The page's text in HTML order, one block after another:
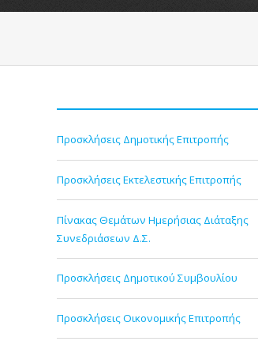
Προσκλήσεις Δημοτικής Επιτροπής
Προσκλήσεις Εκτελεστικής Επιτροπής
Πίνακας Θεμάτων Ημερήσιας Διάταξης
Συνεδριάσεων Δ.Σ.
Προσκλήσεις Δημοτικού Συμβουλίου
Προσκλήσεις Οικονομικής Επιτροπής